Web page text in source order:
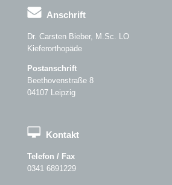
Anschrift
Dr. Carsten Bieber, M.Sc. LO
Kieferorthopäde
Postanschrift
Beethovenstraße 8
04107 Leipzig
Kontakt
Telefon / Fax
0341 6891229